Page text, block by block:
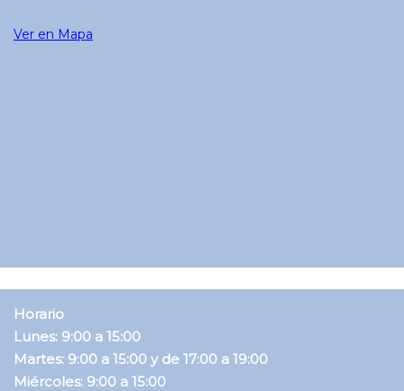
Ver en Mapa
Horario
Lunes: 9:00 a 15:00
Martes: 9:00 a 15:00 y de 17:00 a 19:00
Miércoles: 9:00 a 15:00